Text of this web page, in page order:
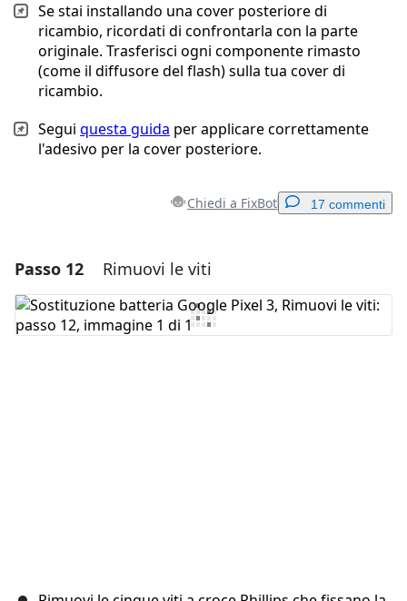
Se stai installando una cover posteriore di
ricambio, ricordati di confrontarla con la parte
originale. Trasferisci ogni componente rimasto
(come il diffusore del flash) sulla tua cover di
ricambio.
Segui questa guida per applicare correttamente
l'adesivo per la cover posteriore.
Chiedi a FixBot 17 commenti
Aggiungi un commento
Aggiungi Commento
Passo 12 Rimuovi le viti